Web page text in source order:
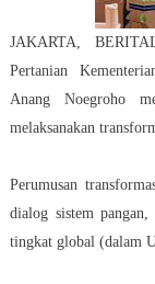
JAKARTA,
Pertanian
Anang Noegroho
melaksanakan
Perumusan
dialog sistem
tingkat global (dalam